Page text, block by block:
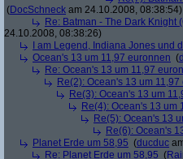
(DocSchneck am 24.10.2008, 08:38:54)
Re: Batman - The Dark Knight
24.10.2008, 08:38:26)
I am Legend, Indiana Jones
Ocean's 13 um 11,97 euronnen (
Re: Ocean's 13 um 11,97
Re(2): Ocean's 13 um
Re(3): Ocean's 13 um
Re(4): Ocean's 13 um
Re(5): Ocean's 13
Re(6): Ocean's
Planet Erde um 58,95 (ducduc
Re: Planet Erde um 58,95 (